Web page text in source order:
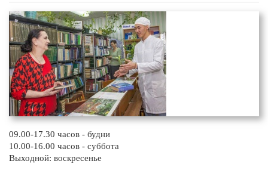
09.00-17.30 часов - будни
10.00-16.00 часов - суббота
Выходной: воскресенье